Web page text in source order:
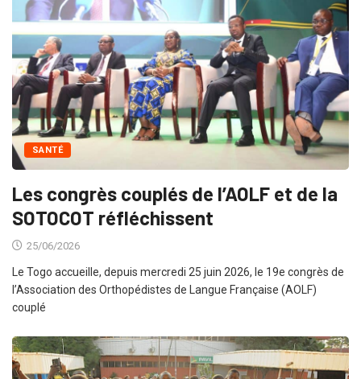
SANTÉ
Les congrès couplés de l’AOLF et de la
SOTOCOT réfléchissent
25/06/2026
Le Togo accueille, depuis mercredi 25 juin 2026, le 19e congrès de
l’Association des Orthopédistes de Langue Française (AOLF)
couplé